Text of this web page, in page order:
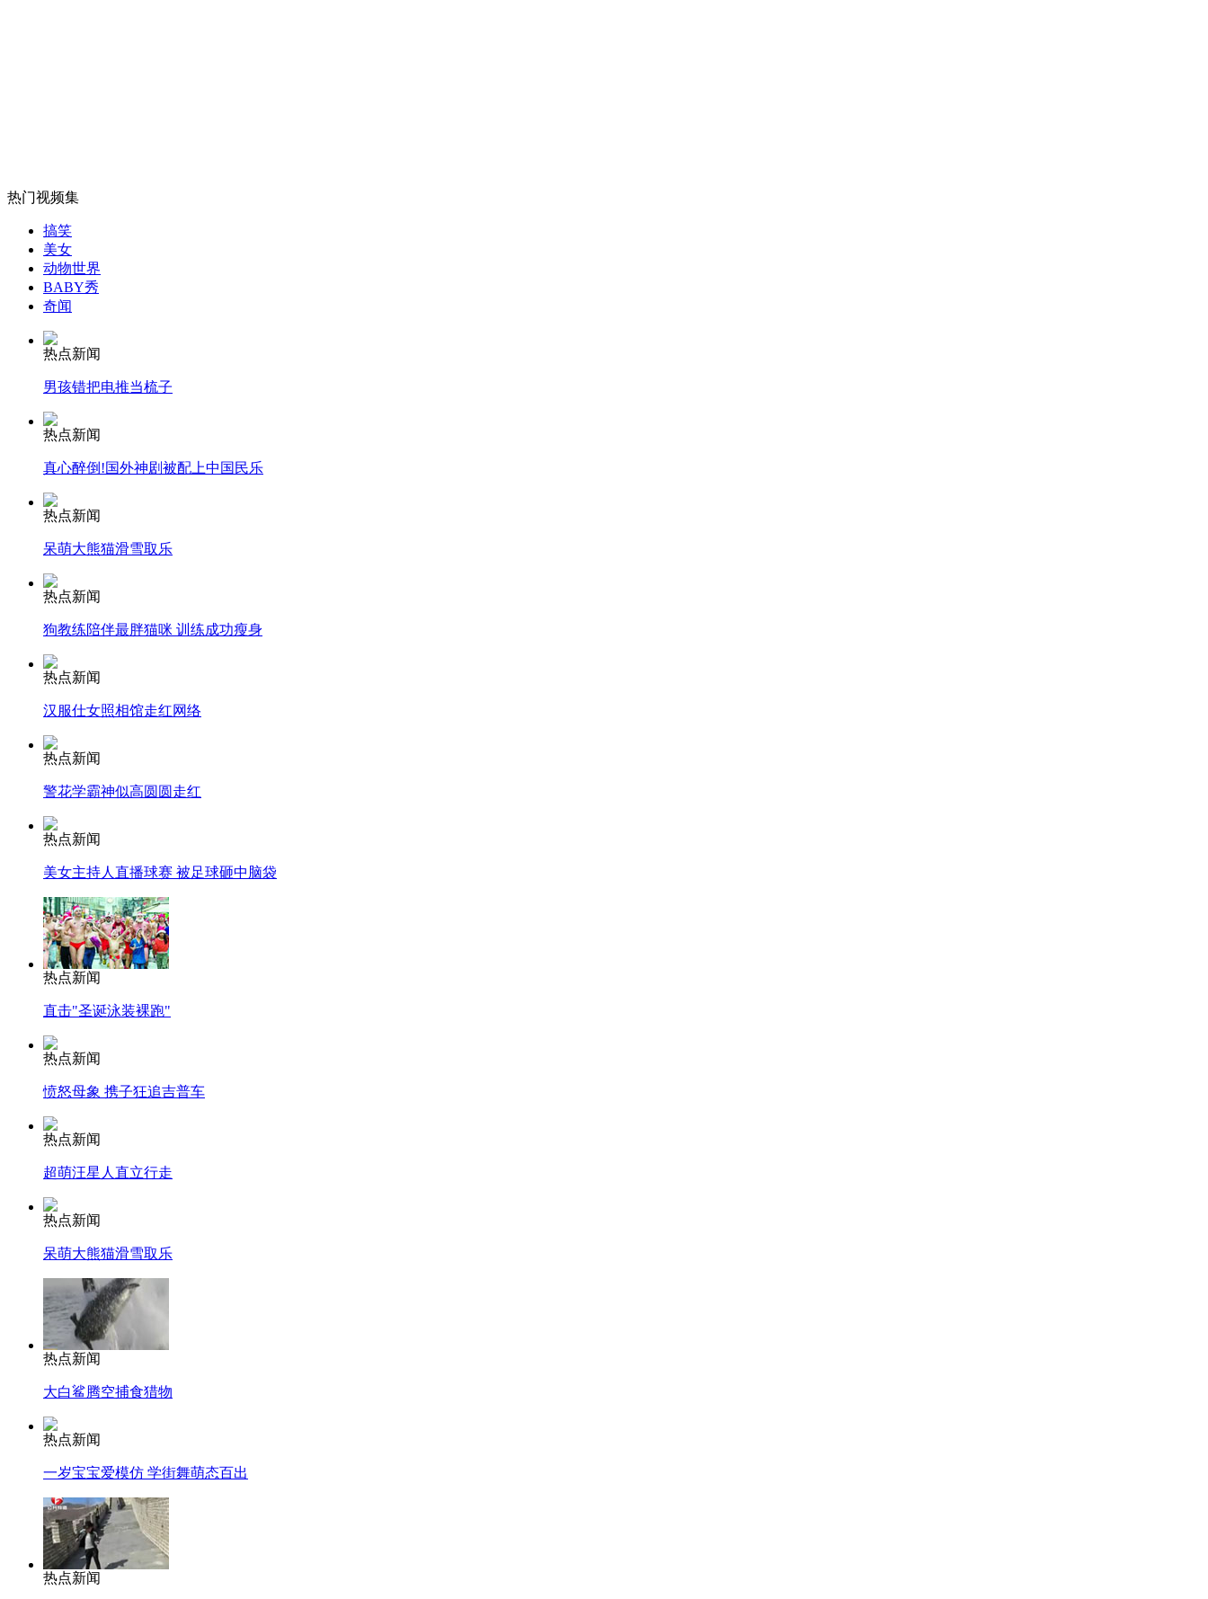
外交部：反对强权政治霸凌主义
外交部：有关国家言论片面不公正
走！跟着总书记去植树
纽约上演“枕头大战”
热门视频集
搞笑
美女
动物世界
BABY秀
奇闻
热点新闻
男孩错把电推当梳子
热点新闻
真心醉倒!国外神剧被配上中国民乐
热点新闻
呆萌大熊猫滑雪取乐
热点新闻
狗教练陪伴最胖猫咪 训练成功瘦身
热点新闻
汉服仕女照相馆走红网络
热点新闻
警花学霸神似高圆圆走红
热点新闻
美女主持人直播球赛 被足球砸中脑袋
热点新闻
直击"圣诞泳装裸跑"
热点新闻
愤怒母象 携子狂追吉普车
热点新闻
超萌汪星人直立行走
热点新闻
呆萌大熊猫滑雪取乐
热点新闻
大白鲨腾空捕食猎物
热点新闻
一岁宝宝爱模仿 学街舞萌态百出
热点新闻